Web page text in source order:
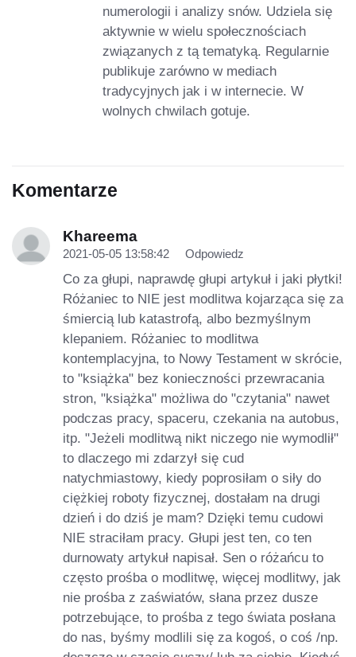
numerologii i analizy snów. Udziela się
aktywnie w wielu społecznościach
związanych z tą tematyką. Regularnie
publikuje zarówno w mediach
tradycyjnych jak i w internecie. W
wolnych chwilach gotuje.
Komentarze
Khareema
2021-05-05 13:58:42 Odpowiedz
Co za głupi, naprawdę głupi artykuł i jaki płytki!
Różaniec to NIE jest modlitwa kojarząca się za
śmiercią lub katastrofą, albo bezmyślnym
klepaniem. Różaniec to modlitwa
kontemplacyjna, to Nowy Testament w skrócie,
to "książka" bez konieczności przewracania
stron, "książka" możliwa do "czytania" nawet
podczas pracy, spaceru, czekania na autobus,
itp. "Jeżeli modlitwą nikt niczego nie wymodlił"
to dlaczego mi zdarzył się cud
natychmiastowy, kiedy poprosiłam o siły do
ciężkiej roboty fizycznej, dostałam na drugi
dzień i do dziś je mam? Dzięki temu cudowi
NIE straciłam pracy. Głupi jest ten, co ten
durnowaty artykuł napisał. Sen o różańcu to
często prośba o modlitwę, więcej modlitwy, jak
nie prośba z zaświatów, słana przez dusze
potrzebujące, to prośba z tego świata posłana
do nas, byśmy modlili się za kogoś, o coś /np.